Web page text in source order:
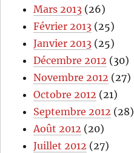
Mars 2013 (26)
Février 2013 (25)
Janvier 2013 (25)
Décembre 2012 (30)
Novembre 2012 (27)
Octobre 2012 (21)
Septembre 2012 (28)
Août 2012 (20)
Juillet 2012 (27)